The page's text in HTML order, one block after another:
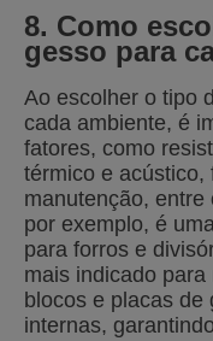
8. Como
gesso para
Ao escolher o tipo
cada ambiente, é
fatores, como
térmico e acústico,
manutenção, entre
por exemplo, é
para forros e
mais indicado
blocos e placas de
internas,